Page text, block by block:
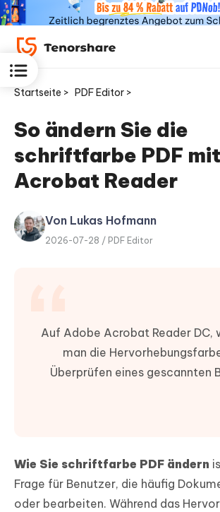
ReiBoot
for iOS
PDF
Editor
Neu
Startseite > PDF Editor >
So ändern Sie die
schriftfarbe PDF
Acrobat Reader
Von Lukas Hofmann
2026-07-28 / PDF Editor
Auf Adobe Acrobat Reader DC,
man die
Überprüfen eines gescannten
Wie Sie schriftfarbe PDF ändern
Frage für Benutzer, die häufig
oder bearbeiten. Während das